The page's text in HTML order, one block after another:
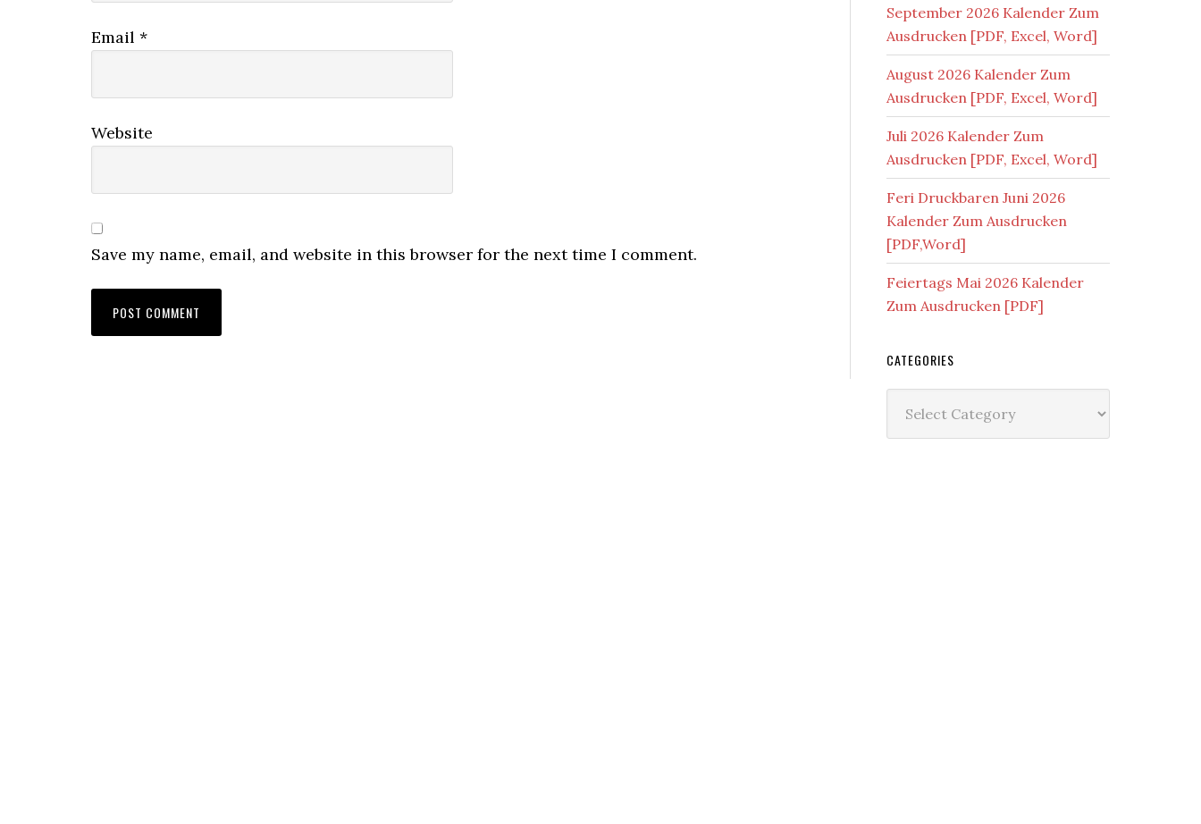
Email *
Website
Save my name, email, and website in this browser for the next time I comment.
September 2026 Kalender Zum
Ausdrucken [PDF, Excel, Word]
August 2026 Kalender Zum
Ausdrucken [PDF, Excel, Word]
Juli 2026 Kalender Zum
Ausdrucken [PDF, Excel, Word]
Feri Druckbaren Juni 2026
Kalender Zum Ausdrucken
[PDF,Word]
Feiertags Mai 2026 Kalender
Zum Ausdrucken [PDF]
CATEGORIES